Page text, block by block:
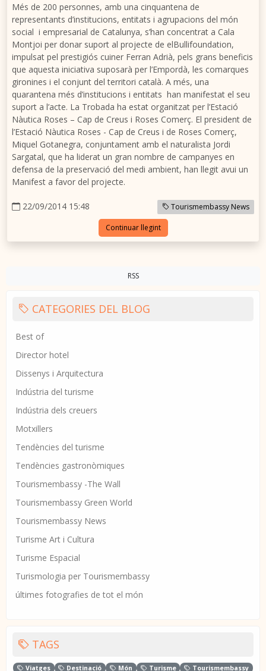
Més de 200 personnes, amb una cinquantena de
representants d’institucions, entitats i agrupacions del món
social i empresarial de Catalunya, s’han concentrat a Cala
Montjoi per donar suport al projecte de elBullifoundation,
impulsat pel prestigiós cuiner Ferran Adrià, pels grans beneficis
que aquesta iniciativa suposarà per l’Empordà, les comarques
gironines i el conjunt del territori català. A més, una
quarantena més d’institucions i entitats han manifestat el seu
suport a l’acte. La Trobada ha estat organitzat per l’Estació
Nàutica Roses – Cap de Creus i Roses Comerç. El president de
l’Estació Nàutica Roses - Cap de Creus i de Roses Comerç,
Miquel Gotanegra, conjuntament amb el naturalista Jordi
Sargatal, que ha liderat un gran nombre de campanyes en
defensa de la preservació del medi ambient, han llegit avui un
Manifest a favor del projecte.
22/09/2014 15:48 Tourismembassy News
Continuar llegint
RSS
CATEGORIES DEL BLOG
Best of
Director hotel
Dissenys i Arquitectura
Indústria del turisme
Indústria dels creuers
Motxillers
Tendències del turisme
Tendències gastronòmiques
Tourismembassy -The Wall
Tourismembassy Green World
Tourismembassy News
Turisme Art i Cultura
Turisme Espacial
Turismologia per Tourismembassy
últimes fotografies de tot el món
TAGS
Viatges Destinació Món Turisme Tourismembassy